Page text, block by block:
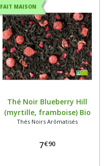
FAIT MAISON
Thé Noir Blueberry Hill
(myrtille, framboise) Bio
100 grammes
Thés Noirs Arômatisés
7€90